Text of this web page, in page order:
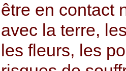
être en contact
avec la terre,
les fleurs, les